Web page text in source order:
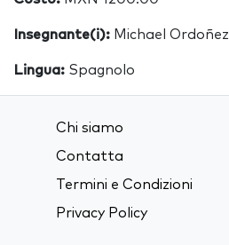
Insegnante(i): Michael Ordoñez
Lingua: Spagnolo
Chi siamo
Contatta
Termini e Condizioni
Privacy Policy